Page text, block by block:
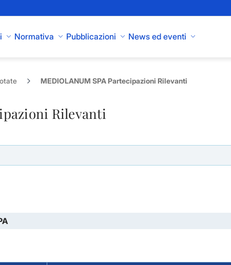
Normativa Pubblicazioni News ed eventi
MEDIOLANUM SPA Partecipazioni Rilevanti
Rilevanti